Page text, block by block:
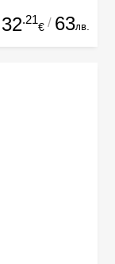
32.21
€ / 63лв.